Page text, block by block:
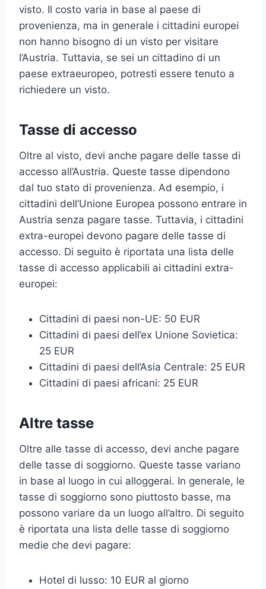
visto. Il costo varia in base al paese di
provenienza, ma in generale i cittadini europei
non hanno bisogno di un visto per visitare
l’Austria. Tuttavia, se sei un cittadino di un
paese extraeuropeo, potresti essere tenuto a
richiedere un visto.
Tasse di accesso
Oltre al visto, devi anche pagare delle tasse di
accesso all’Austria. Queste tasse dipendono
dal tuo stato di provenienza. Ad esempio, i
cittadini dell’Unione Europea possono entrare in
Austria senza pagare tasse. Tuttavia, i cittadini
extra-europei devono pagare delle tasse di
accesso. Di seguito è riportata una lista delle
tasse di accesso applicabili ai cittadini extra-
europei:
Cittadini di paesi non-UE: 50 EUR
Cittadini di paesi dell’ex Unione Sovietica:
25 EUR
Cittadini di paesi dell’Asia Centrale: 25 EUR
Cittadini di paesi africani: 25 EUR
Altre tasse
Oltre alle tasse di accesso, devi anche pagare
delle tasse di soggiorno. Queste tasse variano
in base al luogo in cui alloggerai. In generale, le
tasse di soggiorno sono piuttosto basse, ma
possono variare da un luogo all’altro. Di seguito
è riportata una lista delle tasse di soggiorno
medie che devi pagare:
Hotel di lusso: 10 EUR al giorno